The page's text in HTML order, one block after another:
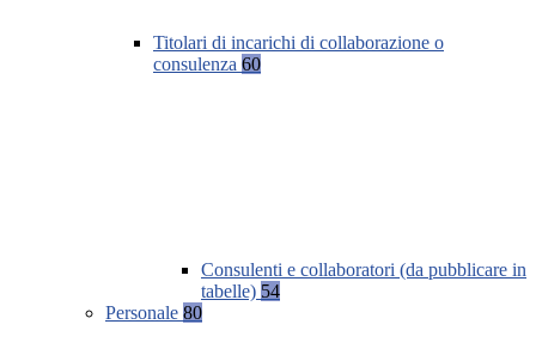
Titolari di incarichi di collaborazione o
consulenza 60
Consulenti e collaboratori (da pubblicare in
tabelle) 54
Personale 80